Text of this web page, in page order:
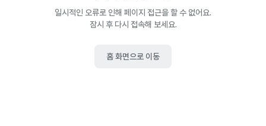
일시적인 오류로 인해 페이지 접근을 할 수 없어요.
잠시 후 다시 접속해 보세요.
홈 화면으로 이동